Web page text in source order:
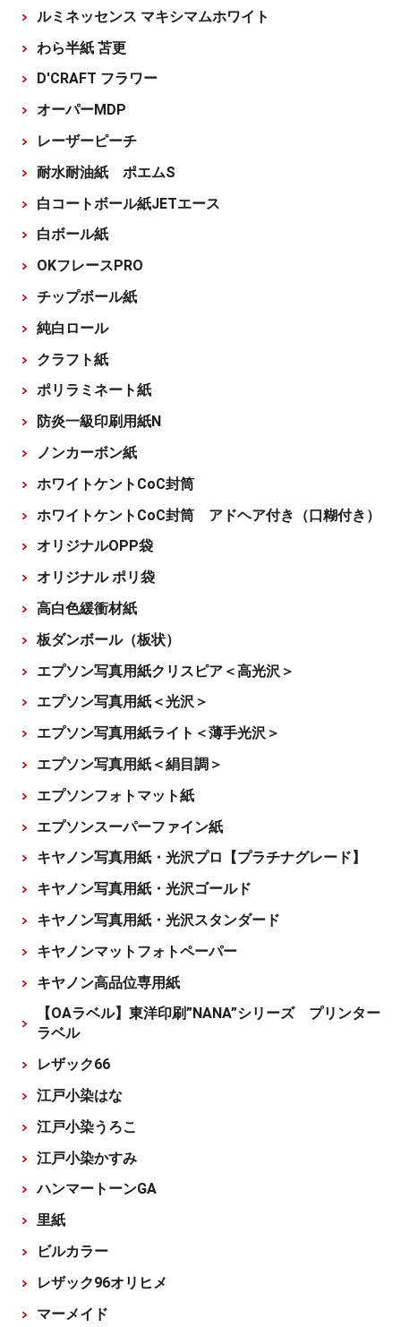
ルミネッセンス マキシマムホワイト
わら半紙 苫更
D'CRAFT フラワー
オーパーMDP
レーザーピーチ
耐水耐油紙 ポエムS
白コートボール紙JETエース
白ボール紙
OKフレースPRO
チップボール紙
純白ロール
クラフト紙
ポリラミネート紙
防炎一級印刷用紙N
ノンカーボン紙
ホワイトケントCoC封筒
ホワイトケントCoC封筒 アドヘア付き（口糊付き）
オリジナルOPP袋
オリジナル ポリ袋
高白色緩衝材紙
板ダンボール（板状）
エプソン写真用紙クリスピア＜高光沢＞
エプソン写真用紙＜光沢＞
エプソン写真用紙ライト＜薄手光沢＞
エプソン写真用紙＜絹目調＞
エプソンフォトマット紙
エプソンスーパーファイン紙
キヤノン写真用紙・光沢プロ【プラチナグレード】
キヤノン写真用紙・光沢ゴールド
キヤノン写真用紙・光沢スタンダード
キヤノンマットフォトペーパー
キヤノン高品位専用紙
【OAラベル】東洋印刷”NANA”シリーズ プリンター
ラベル
レザック66
江戸小染はな
江戸小染うろこ
江戸小染かすみ
ハンマートーンGA
里紙
ビルカラー
レザック96オリヒメ
マーメイド